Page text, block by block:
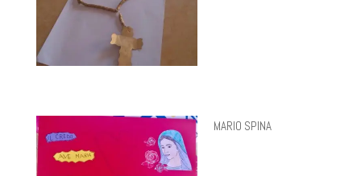
MARIO SPINA